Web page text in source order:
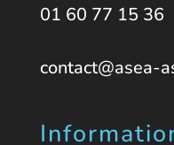
01 60 77 15 36
contact@asea-